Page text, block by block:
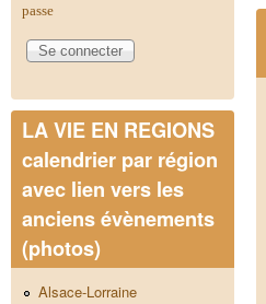
passe
LA VIE EN REGIONS
calendrier par région
avec lien vers les
anciens évènements
(photos)
Alsace-Lorraine